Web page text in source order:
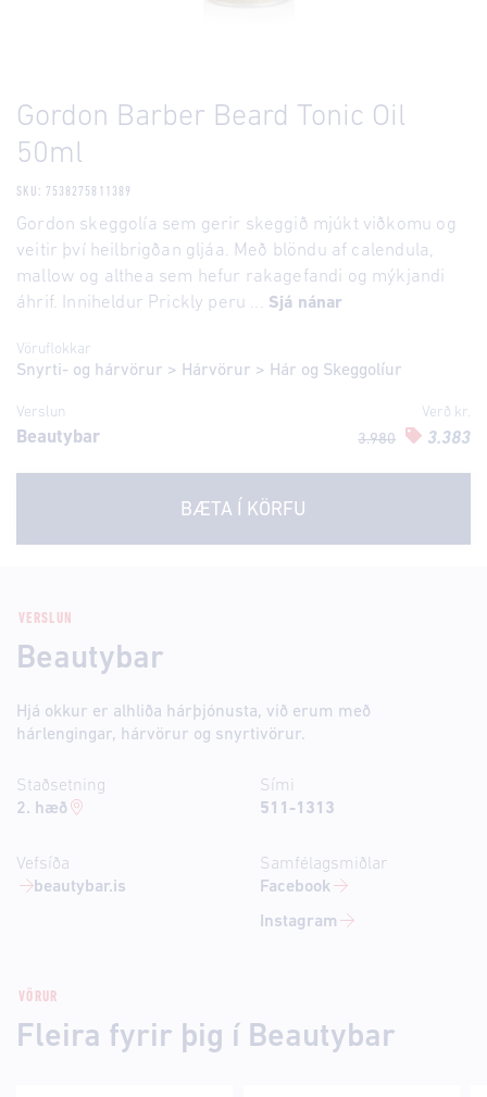
Gordon Barber Beard Tonic Oil
50ml
SKU: 7538275811389
Gordon skeggolía sem gerir skeggið mjúkt viðkomu og
veitir því heilbrigðan gljáa. Með blöndu af calendula,
mallow og althea sem hefur rakagefandi og mýkjandi
áhrif. Inniheldur Prickly peru ... Sjá nánar
Vöruflokkar
Snyrti- og hárvörur > Hárvörur > Hár og Skeggolíur
Verslun Verð kr.
Beautybar 3.980 3.383
BÆTA Í KÖRFU
VERSLUN
Beautybar
Hjá okkur er alhliða hárþjónusta, við erum með
hárlengingar, hárvörur og snyrtivörur.
Staðsetning
2. hæð
Vefsíða
beautybar.is
Sími
511-1313
Samfélagsmiðlar
Facebook
Instagram
VÖRUR
Fleira fyrir þig í Beautybar